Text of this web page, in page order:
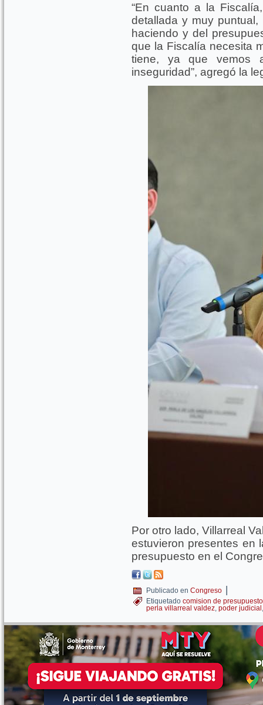
“En cuanto a la
detallada y muy
haciendo y del
que la Fiscalía necesita
tiene, ya que
inseguridad”, agregó la
Por otro lado, Villarreal
estuvieron presentes en
presupuesto en el
Publicado en Congreso |
Etiquetado comision de
perla villarreal valdez, poder judicial